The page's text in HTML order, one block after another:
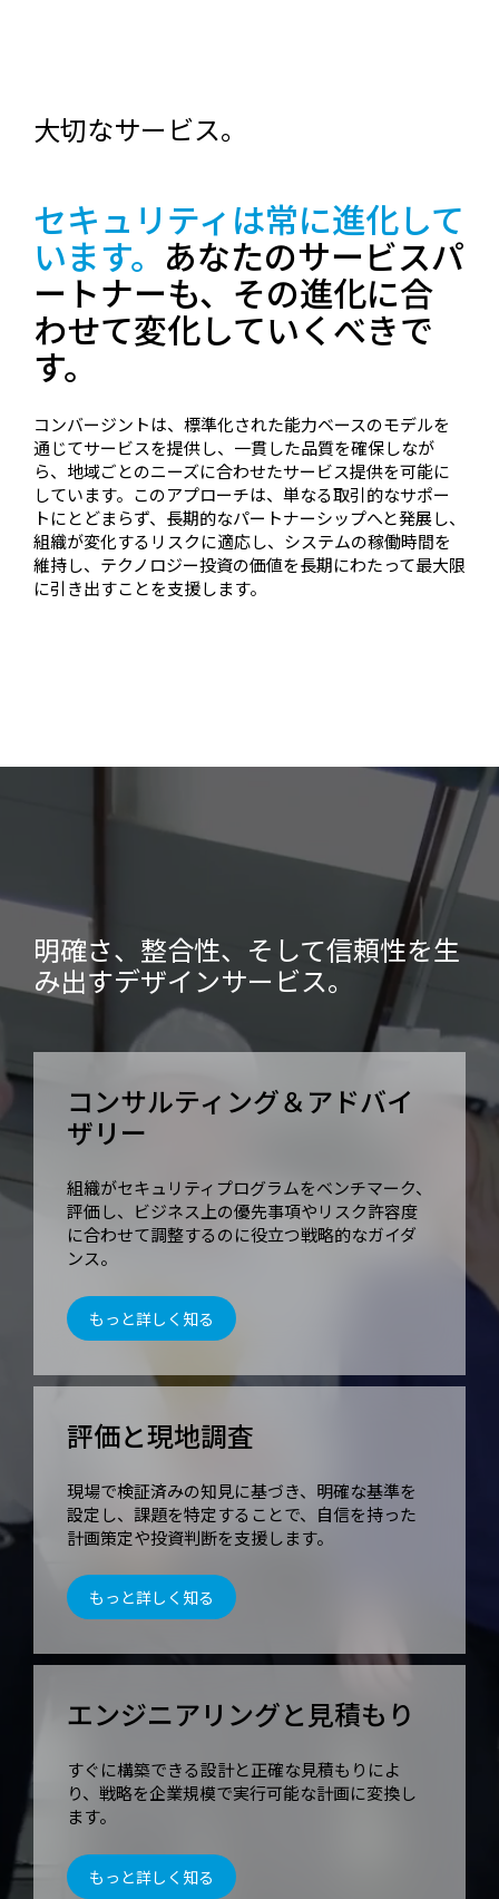
大切なサービス。
セキュリティは常に進化して
います。 あなたのサービスパ
ートナーも、その進化に合
わせて変化していくべきで
す。
コンバージントは、標準化された能力ベースのモデルを
通じてサービスを提供し、一貫した品質を確保しなが
ら、地域ごとのニーズに合わせたサービス提供を可能に
しています。このアプローチは、単なる取引的なサポー
トにとどまらず、長期的なパートナーシップへと発展し、
組織が変化するリスクに適応し、システムの稼働時間を
維持し、テクノロジー投資の価値を長期にわたって最大限
に引き出すことを支援します。
明確さ、整合性、そして信頼性を生
み出すデザインサービス。
コンサルティング＆アドバイ
ザリー
組織がセキュリティプログラムをベンチマーク、
評価し、ビジネス上の優先事項やリスク許容度
に合わせて調整するのに役立つ戦略的なガイダ
ンス。
もっと詳しく知る
評価と現地調査
現場で検証済みの知見に基づき、明確な基準を
設定し、課題を特定することで、自信を持った
計画策定や投資判断を支援します。
もっと詳しく知る
エンジニアリングと見積もり
すぐに構築できる設計と正確な見積もりによ
り、戦略を企業規模で実行可能な計画に変換し
ます。
もっと詳しく知る